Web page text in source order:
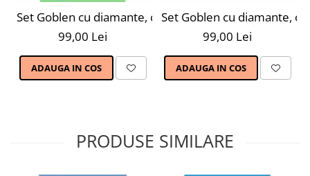
Set Goblen cu diamante, cu sasiu, Fata cu Par Auriu,
99,00 Lei
ADAUGA IN COS
Set Goblen cu diamante,
99,00 Lei
ADAUGA IN COS
PRODUSE SIMILARE